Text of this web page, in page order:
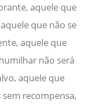
aquele que
que não se
aquele que
não será
aquele que
recompensa,